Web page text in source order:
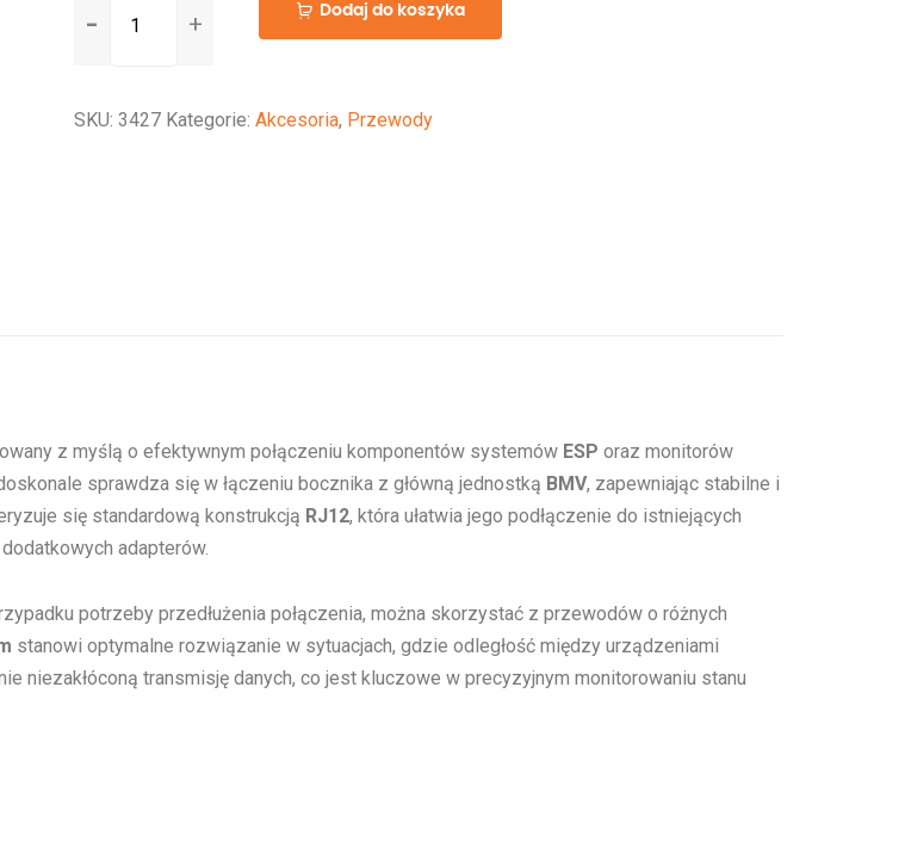
RJ12
10
Dodaj do koszyka
SKU: 3427 Kategorie: Akcesoria, Przewody
z myślą o efektywnym połączeniu komponentów systemów ESP oraz monitorów
sprawdza się w łączeniu bocznika z główną jednostką BMV, zapewniając stabilne i
się standardową konstrukcją RJ12, która ułatwia jego podłączenie do istniejących
adapterów.
potrzeby przedłużenia połączenia, można skorzystać z przewodów o różnych
stanowi optymalne rozwiązanie w sytuacjach, gdzie odległość między urządzeniami
niezakłóconą transmisję danych, co jest kluczowe w precyzyjnym monitorowaniu stanu